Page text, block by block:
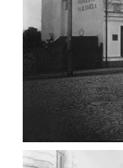
ФОТО